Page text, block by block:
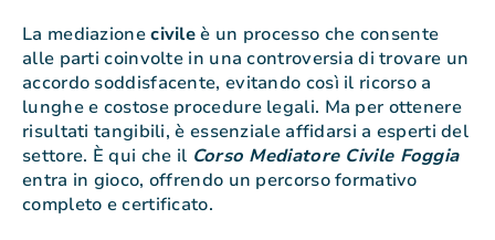
La mediazionecivileè un processo che consente
alle parti coinvolte in una controversia di trovare un
accordo soddisfacente, evitando così il ricorso a
lunghe e costose procedure legali. Ma per ottenere
risultati tangibili, è essenziale affidarsi a esperti del
settore. È qui che il Corso Mediatore Civile Foggia
entra in gioco, offrendo un percorso formativo
completo e certificato.